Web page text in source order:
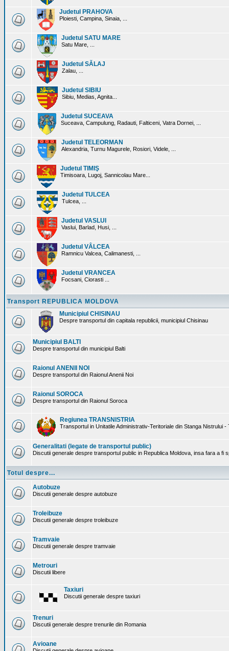
Judetul PRAHOVA
Ploiesti, Campina, Sinaia, ...
Judetul SATU MARE
Satu Mare, ...
Judetul SĂLAJ
Zalau, ...
Judetul SIBIU
Sibiu, Medias, Agnita...
Judetul SUCEAVA
Suceava, Campulung, Radauti, Falticeni, Vatra Dornei, ...
Judetul TELEORMAN
Alexandria, Turnu Magurele, Rosiori, Videle, ...
Judetul TIMIŞ
Timisoara, Lugoj, Sannicolau Mare...
Judetul TULCEA
Tulcea, ...
Judetul VASLUI
Vaslui, Barlad, Husi, ...
Judetul VÂLCEA
Ramnicu Valcea, Calimanesti, ...
Judetul VRANCEA
Focsani, Ciorasti ...
Transport REPUBLICA MOLDOVA
Municipiul CHISINAU
Despre transportul din capitala republicii, municipiul Chisinau
Municipiul BALTI
Despre transportul din municipiul Balti
Raionul ANENII NOI
Despre transportul din Raionul Anenii Noi
Raionul SOROCA
Despre transportul din Raionul Soroca
Regiunea TRANSNISTRIA
Transportul in Unitatile Administrativ-Teritoriale din Stanga Nistrului -
Generalitati (legate de transportul public)
Discutii generale despre transportul public in Republica Moldova, insa fara a fi
Totul despre...
Autobuze
Discutii generale despre autobuze
Troleibuze
Discutii generale despre troleibuze
Tramvaie
Discutii generale despre tramvaie
Metrouri
Discutii libere
Taxiuri
Discutii generale despre taxiuri
Trenuri
Discutii generale despre trenurile din Romania
Avioane